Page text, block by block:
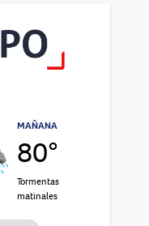
MAÑANA
80°
Tormentas
matinales